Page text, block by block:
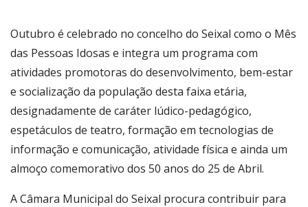
Outubro é celebrado no concelho do Seixal como o Mês
das Pessoas Idosas e integra um programa com
atividades promotoras do desenvolvimento, bem-estar
e socialização da população desta faixa etária,
designadamente de caráter lúdico-pedagógico,
espetáculos de teatro, formação em tecnologias de
informação e comunicação, atividade física e ainda um
almoço comemorativo dos 50 anos do 25 de Abril.
A Câmara Municipal do Seixal procura contribuir para